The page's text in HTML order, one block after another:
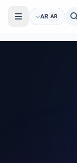
AR
AR